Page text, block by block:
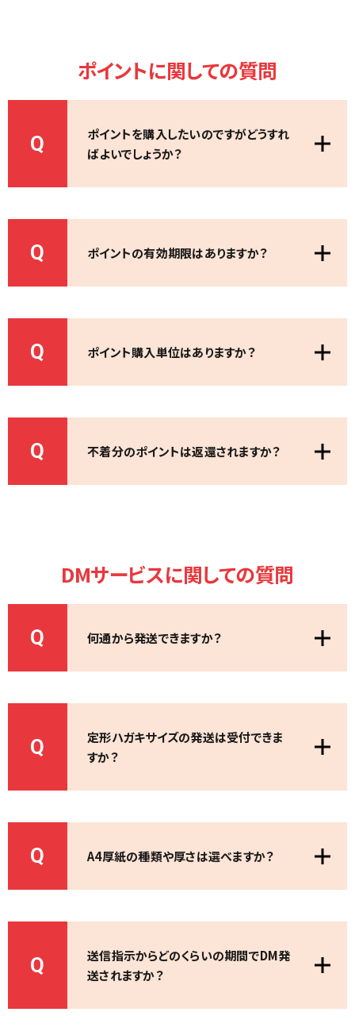
ポイントに関しての質問
Q
ポイントを購入したいのですがどうすれ
ばよいでしょうか？
Q ポイントの有効期限はありますか？
Q ポイント購入単位はありますか？
Q 不着分のポイントは返還されますか？
DMサービスに関しての質問
Q 何通から発送できますか？
Q
定形ハガキサイズの発送は受付できま
すか？
Q A4厚紙の種類や厚さは選べますか？
Q
送信指示からどのくらいの期間でDM発
送されますか？